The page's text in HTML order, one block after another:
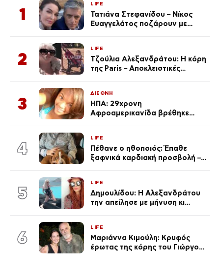
1
LIFE
Τατιάνα Στεφανίδου – Νίκος
Ευαγγελάτος ποζάρουν με
2
LIFE
Τζούλια Αλεξανδράτου: Η κόρη
της Paris – Αποκλειστικές
3
ΔΙΕΘΝΗ
ΗΠΑ: 29χρονη
Αφροαμερικανίδα βρέθηκε
4
LIFE
Πέθανε ο ηθοποιός: Έπαθε
ξαφνικά καρδιακή προσβολή – Η
5
LIFE
Δημουλίδου: Η Αλεξανδράτου
την απείλησε με μήνυση κι
ποια είσαι σοκαρίστικα»
6
LIFE
Μαριάννα Κιμούλη: Κρυφός
έρωτας της κόρης του Γιώργου,